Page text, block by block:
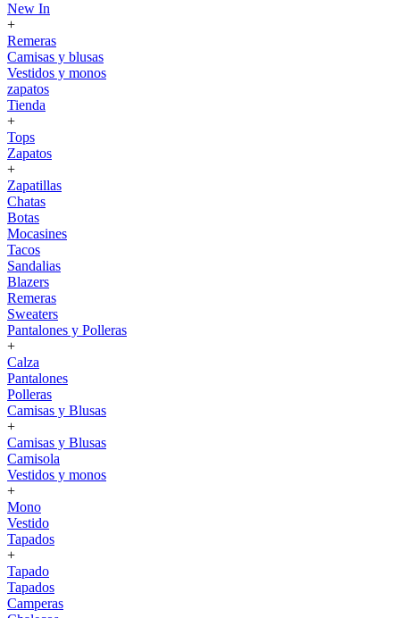
New In
+
Remeras
Camisas y blusas
Vestidos y monos
zapatos
Tienda
+
Tops
Zapatos
+
Zapatillas
Chatas
Botas
Mocasines
Tacos
Sandalias
Blazers
Remeras
Sweaters
Pantalones y Polleras
+
Calza
Pantalones
Polleras
Camisas y Blusas
+
Camisas y Blusas
Camisola
Vestidos y monos
+
Mono
Vestido
Tapados
+
Tapado
Tapados
Camperas